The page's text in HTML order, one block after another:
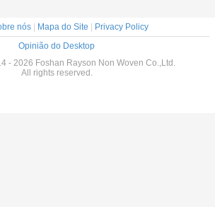
nós | Mapa do Site | Privacy Policy
Opinião do Desktop
- 2026 Foshan Rayson Non Woven Co.,Ltd.
All rights reserved.